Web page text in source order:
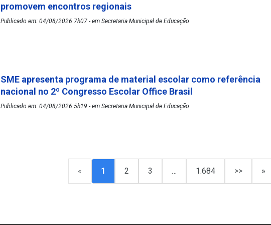
promovem encontros regionais
Publicado em: 04/08/2026 7h07 - em Secretaria Municipal de Educação
SME apresenta programa de material escolar como referência
nacional no 2º Congresso Escolar Office Brasil
Publicado em: 04/08/2026 5h19 - em Secretaria Municipal de Educação
« 1 2 3 … 1.684 >> »